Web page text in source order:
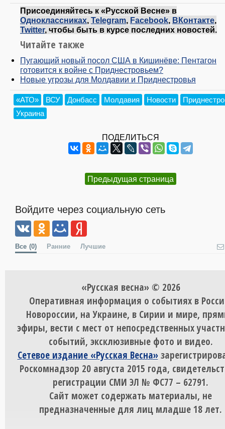
Присоединяйтесь к «Русской Весне» в
Одноклассниках, Telegram, Facebook, ВКонтакте,
Twitter, чтобы быть в курсе последних новостей.
Читайте также
Пугающий новый посол США в Кишинёве: Пентагон
готовится к войне с Приднестровьем?
Новые угрозы для Молдавии и Приднестровья
«АТО» ВСУ Донбасс Молдавия Новости
Украина
ПОДЕЛИТЬСЯ
Предыдущая страница
Войдите через социальную сеть
Все (0) Ранние Лучшие
«Русская весна» © 2026
Оперативная информация о событиях в
Новороссии, на Украине, в Сирии и мире,
эфиры, вести с мест от непосредственных
событий, эксклюзивные фото и видео.
Сетевое издание «Русская Весна»
Роскомнадзор 20 августа 2015 года,
регистрации СМИ ЭЛ № ФС77 – 62791.
Сайт может содержать материалы, не
предназначенные для лиц младше 18 лет.